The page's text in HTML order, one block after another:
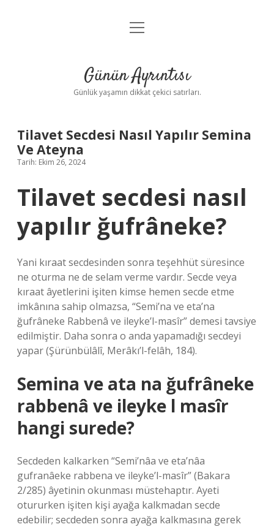
Anasayfa
Yasal Uyarı
menüyü
Günün Ayrıntısı
Günlük yaşamın dikkat çekici satırları.
Tilavet Secdesi Nasıl Yapılır Semina
Ve Ateyna
Tarih: Ekim 26, 2024
Tilavet secdesi nasıl
yapılır ğufrâneke?
Yani kıraat secdesinden sonra teşehhüt süresince
ne oturma ne de selam verme vardır. Secde veya
kıraat âyetlerini işiten kimse hemen secde etme
imkânına sahip olmazsa, “Semi’na ve eta’na
ğufrâneke Rabbenâ ve ileyke’l-masîr” demesi tavsiye
edilmiştir. Daha sonra o anda yapamadığı secdeyi
yapar (Şürünbülâlî, Merâkı’l-felâh, 184).
Semina ve ata na ğufrâneke
rabbenâ ve ileyke l masîr
hangi surede?
Secdeden kalkarken “Semi’nâa ve eta’nâa
gufranâeke rabbena ve ileyke’l-masîr” (Bakara
2/285) âyetinin okunması müstehaptır. Ayeti
otururken işiten kişi ayağa kalkmadan secde
edebilir; secdeden sonra ayağa kalkmasına gerek